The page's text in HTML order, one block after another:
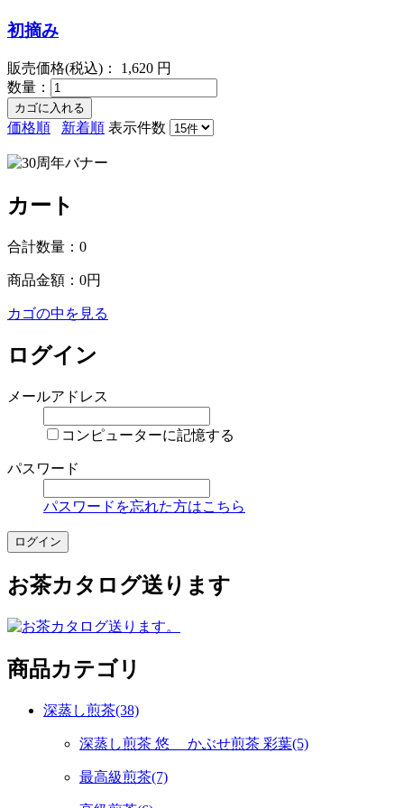
初摘み
販売価格(税込)： 1,620 円
数量：
価格順 新着順 表示件数
カート
合計数量： 0
商品金額： 0円
カゴの中を見る
ログイン
メールアドレス
コンピューターに記憶する
パスワード
パスワードを忘れた方はこちら
お茶カタログ送ります
商品カテゴリ
深蒸し煎茶(38)
深蒸し煎茶 悠 かぶせ煎茶 彩葉(5)
最高級煎茶(7)